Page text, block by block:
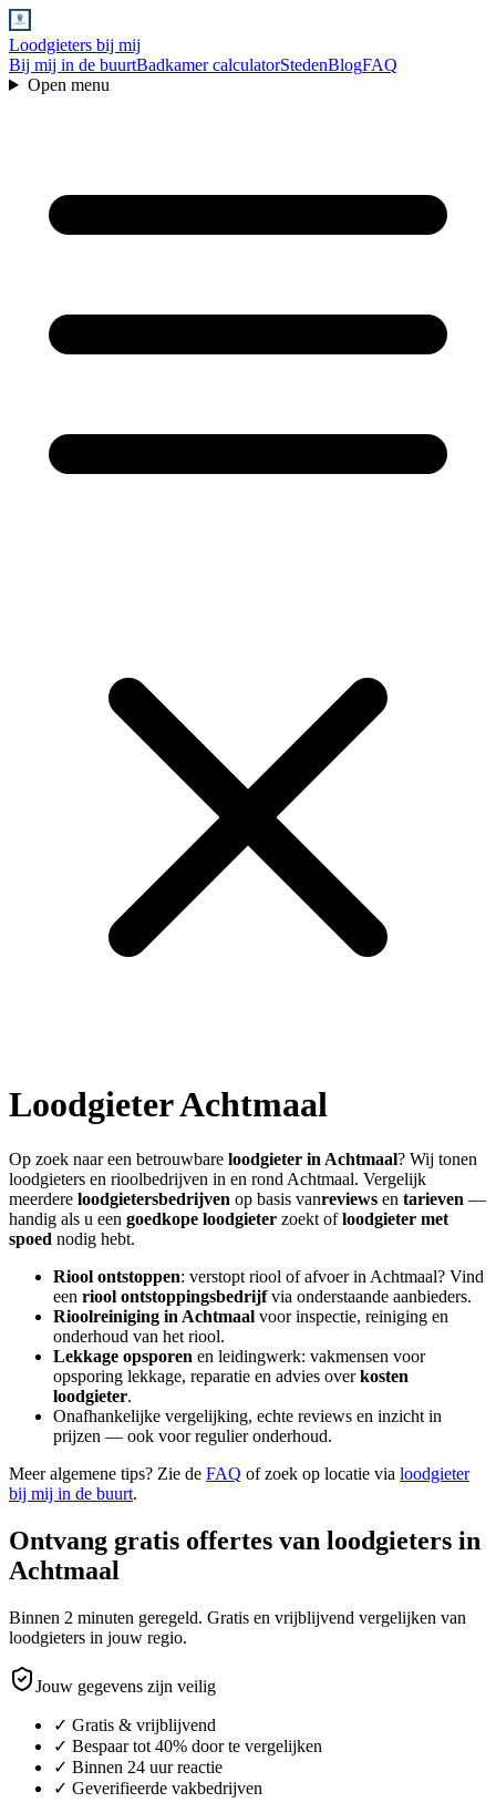
Loodgieters bij mij
Bij mij in de buurtBadkamer calculatorStedenBlogFAQ
Open menu
LoodgieterAchtmaal
Op zoek naar een betrouwbare loodgieter in Achtmaal? Wij tonen
loodgieters en rioolbedrijven in en rond Achtmaal. Vergelijk
meerdere loodgietersbedrijven op basis vanreviews en tarieven —
handig als u een goedkope loodgieter zoekt ofloodgieter met
spoed nodig hebt.
Riool ontstoppen: verstopt riool of afvoer in Achtmaal? Vind
een riool ontstoppingsbedrijfvia onderstaande aanbieders.
Rioolreiniging in Achtmaal voor inspectie, reiniging en
onderhoud van het riool.
Lekkage opsporen en leidingwerk: vakmensen voor
opsporing lekkage, reparatie en advies overkosten
loodgieter.
Onafhankelijke vergelijking, echte reviews en inzicht in
prijzen — ook voor regulier onderhoud.
Meer algemene tips? Zie de FAQ of zoek op locatie via loodgieter
bij mij in de buurt.
Ontvang gratis offertes van loodgieters in
Achtmaal
Binnen 2 minuten geregeld. Gratis en vrijblijvend vergelijken van
loodgieters in jouw regio.
Jouw gegevens zijn veilig
✓ Gratis & vrijblijvend
✓ Bespaar tot 40% door te vergelijken
✓ Binnen 24 uur reactie
✓ Geverifieerde vakbedrijven